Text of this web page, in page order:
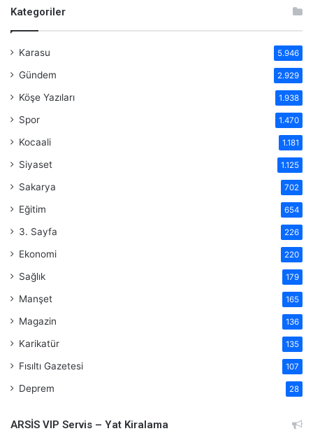
Kategoriler
Karasu 5.946
Gündem 2.929
Köşe Yazıları 1.938
Spor 1.470
Kocaali 1.181
Siyaset 1.125
Sakarya 702
Eğitim 654
3. Sayfa 226
Ekonomi 220
Sağlık 179
Manşet 165
Magazin 136
Karikatür 135
Fısıltı Gazetesi 107
Deprem 28
ARSİS VIP Servis – Yat Kiralama